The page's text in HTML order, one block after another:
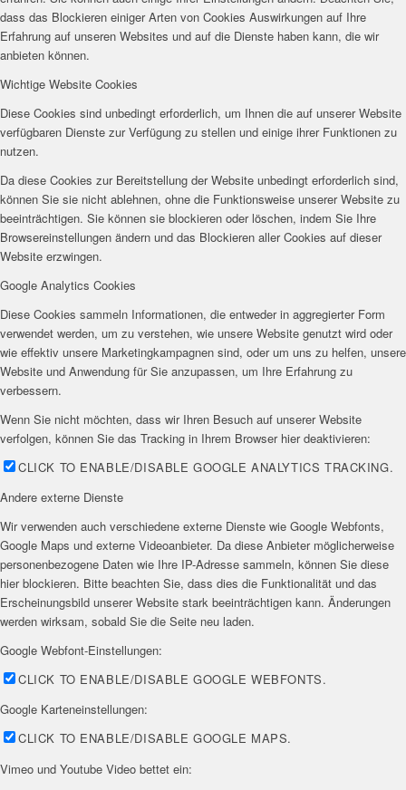
dass das Blockieren einiger Arten von Cookies Auswirkungen auf Ihre
Erfahrung auf unseren Websites und auf die Dienste haben kann, die wir
anbieten können.
Wichtige Website Cookies
Diese Cookies sind unbedingt erforderlich, um Ihnen die auf unserer Website
verfügbaren Dienste zur Verfügung zu stellen und einige ihrer Funktionen zu
nutzen.
Da diese Cookies zur Bereitstellung der Website unbedingt erforderlich sind,
können Sie sie nicht ablehnen, ohne die Funktionsweise unserer Website zu
beeinträchtigen. Sie können sie blockieren oder löschen, indem Sie Ihre
Browsereinstellungen ändern und das Blockieren aller Cookies auf dieser
Website erzwingen.
Google Analytics Cookies
Diese Cookies sammeln Informationen, die entweder in aggregierter Form
verwendet werden, um zu verstehen, wie unsere Website genutzt wird oder
wie effektiv unsere Marketingkampagnen sind, oder um uns zu helfen, unsere
Website und Anwendung für Sie anzupassen, um Ihre Erfahrung zu
verbessern.
Wenn Sie nicht möchten, dass wir Ihren Besuch auf unserer Website
verfolgen, können Sie das Tracking in Ihrem Browser hier deaktivieren:
CLICK TO ENABLE/DISABLE GOOGLE ANALYTICS TRACKING.
Andere externe Dienste
Wir verwenden auch verschiedene externe Dienste wie Google Webfonts,
Google Maps und externe Videoanbieter. Da diese Anbieter möglicherweise
personenbezogene Daten wie Ihre IP-Adresse sammeln, können Sie diese
hier blockieren. Bitte beachten Sie, dass dies die Funktionalität und das
Erscheinungsbild unserer Website stark beeinträchtigen kann. Änderungen
werden wirksam, sobald Sie die Seite neu laden.
Google Webfont-Einstellungen:
CLICK TO ENABLE/DISABLE GOOGLE WEBFONTS.
Google Karteneinstellungen:
CLICK TO ENABLE/DISABLE GOOGLE MAPS.
Vimeo und Youtube Video bettet ein: